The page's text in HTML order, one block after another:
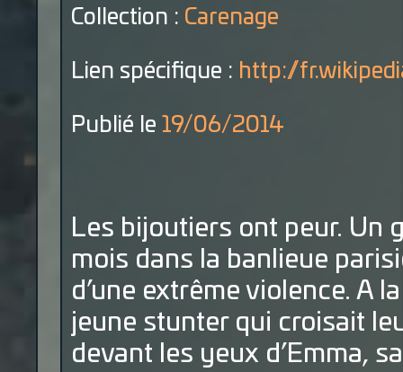
Collection : Carenage
Lien spécifique : http://
Publié le 19/06/2014
Les bijoutiers ont peur. Un
mois dans la banlieue
d’une extrême violence. A
jeune stunter qui croisait
devant les yeux d’Emma,